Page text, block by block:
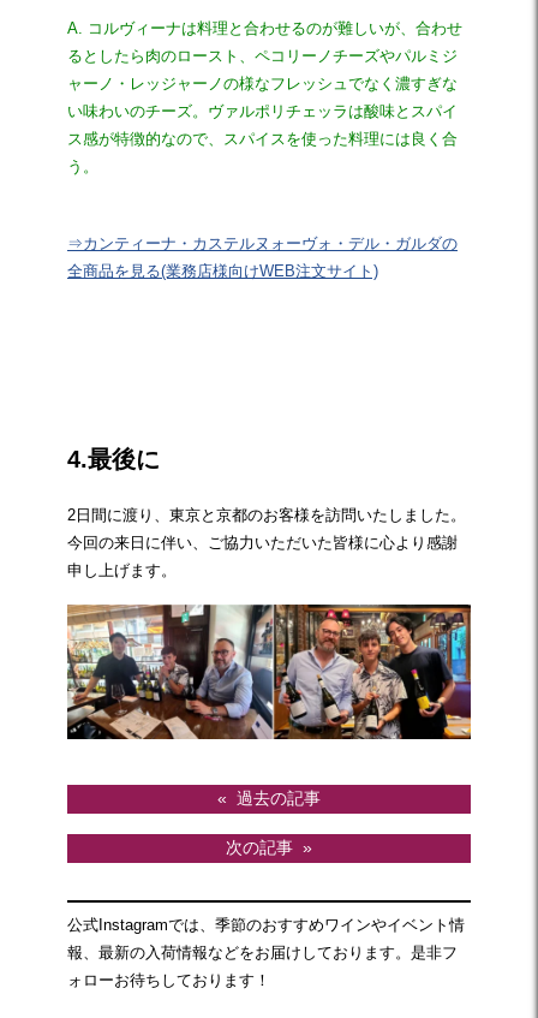
A. コルヴィーナは料理と合わせるのが難しいが、合わせ
るとしたら肉のロースト、ペコリーノチーズやパルミジ
ャーノ・レッジャーノの様なフレッシュでなく濃すぎな
い味わいのチーズ。ヴァルポリチェッラは酸味とスパイ
ス感が特徴的なので、スパイスを使った料理には良く合
う。
⇒カンティーナ・カステルヌォーヴォ・デル・ガルダの
全商品を見る(業務店様向けWEB注文サイト)
4.最後に
2日間に渡り、東京と京都のお客様を訪問いたしました。
今回の来日に伴い、ご協力いただいた皆様に心より感謝
申し上げます。
« 過去の記事
次の記事 »
公式Instagramでは、季節のおすすめワインやイベント情
報、最新の入荷情報などをお届けしております。是非フ
ォローお待ちしております！